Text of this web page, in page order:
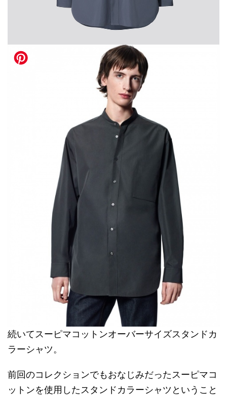
続いてスーピマコットンオーバーサイズスタンドカ
ラーシャツ。
前回のコレクションでもおなじみだったスーピマコ
ットンを使用したスタンドカラーシャツということ